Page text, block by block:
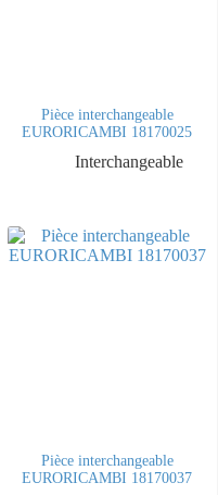
Pièce interchangeable
EURORICAMBI 18170025
Interchangeable
Pièce interchangeable
EURORICAMBI 18170037